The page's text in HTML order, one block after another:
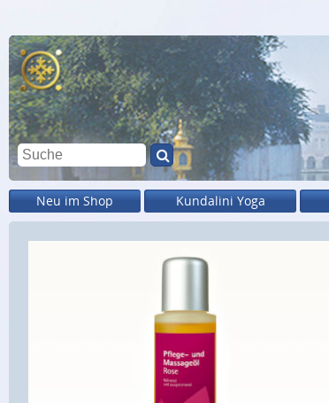
Neu im Shop Kundalini Yoga